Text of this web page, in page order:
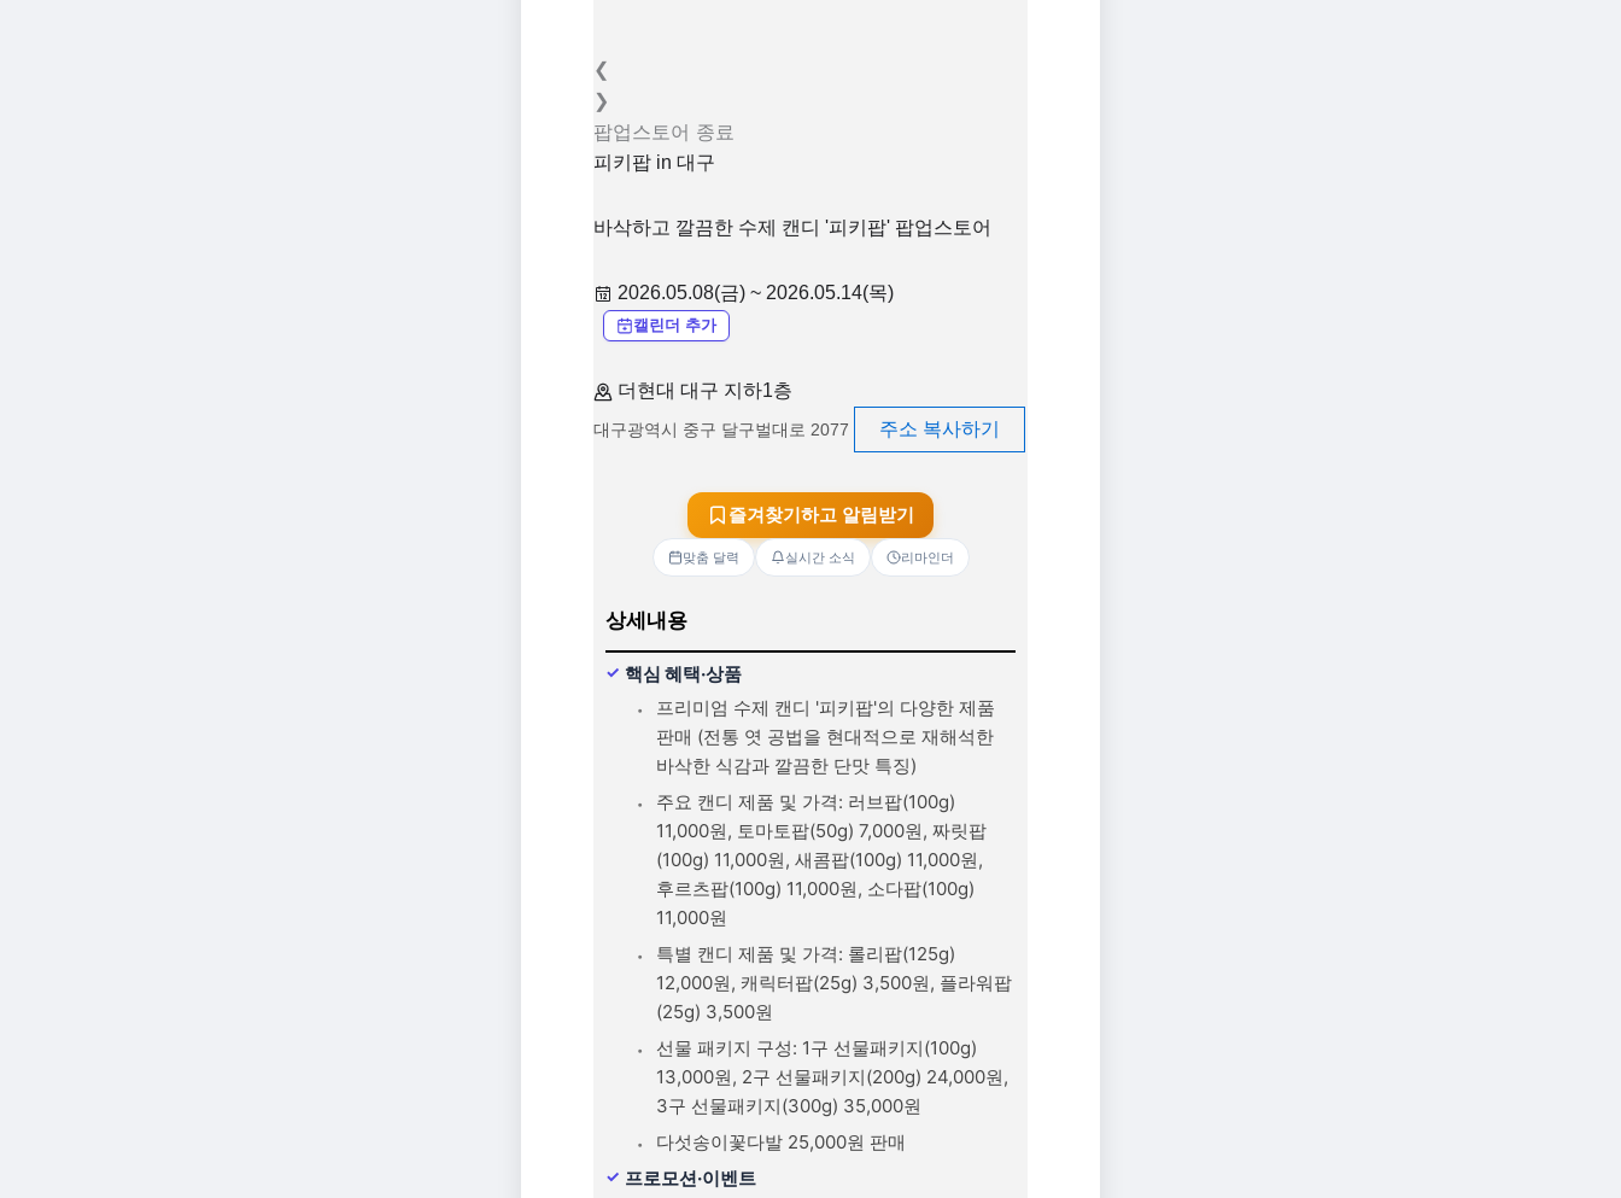
❮
❯
팝업스토어 종료
피키팝 in 대구
바삭하고 깔끔한 수제 캔디 '피키팝' 팝업스토어
2026.05.08(금) ~ 2026.05.14(목)
캘린더 추가
더현대 대구 지하1층
대구광역시 중구 달구벌대로 2077 주소 복사하기
즐겨찾기하고 알림받기
맞춤 달력 실시간 소식 리마인더
상세내용
핵심 혜택·상품
프리미엄 수제 캔디 '피키팝'의 다양한 제품
판매 (전통 엿 공법을 현대적으로 재해석한
바삭한 식감과 깔끔한 단맛 특징)
주요 캔디 제품 및 가격: 러브팝(100g)
11,000원, 토마토팝(50g) 7,000원, 짜릿팝
(100g) 11,000원, 새콤팝(100g) 11,000원,
후르츠팝(100g) 11,000원, 소다팝(100g)
11,000원
특별 캔디 제품 및 가격: 롤리팝(125g)
12,000원, 캐릭터팝(25g) 3,500원, 플라워팝
(25g) 3,500원
선물 패키지 구성: 1구 선물패키지(100g)
13,000원, 2구 선물패키지(200g) 24,000원,
3구 선물패키지(300g) 35,000원
다섯송이꽃다발 25,000원 판매
프로모션·이벤트